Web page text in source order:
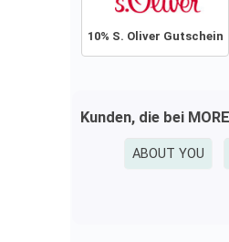
10% S. Oliver Gutschein
Kunden, die bei
ABOUT YOU